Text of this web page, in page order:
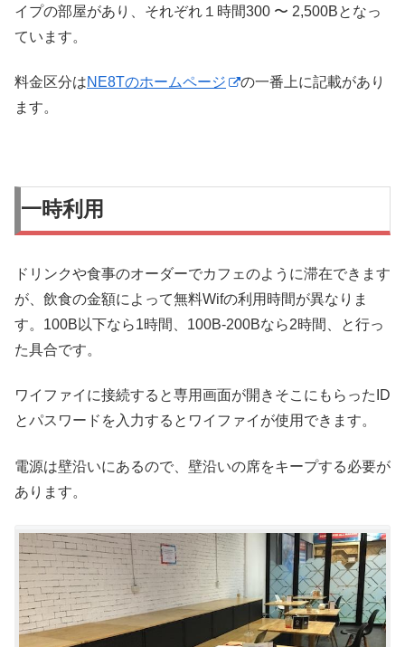
イプの部屋があり、それぞれ１時間300 〜 2,500Bとなっ
ています。
料金区分はNE8Tのホームページ
の一番上に記載があり
ます。
一時利用
ドリンクや食事のオーダーでカフェのように滞在できます
が、飲食の金額によって無料Wifの利用時間が異なりま
す。100B以下なら1時間、100B-200Bなら2時間、と行っ
た具合です。
ワイファイに接続すると専用画面が開きそこにもらったID
とパスワードを入力するとワイファイが使用できます。
電源は壁沿いにあるので、壁沿いの席をキープする必要が
あります。